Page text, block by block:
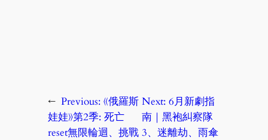
← Previous: 《俄羅斯
娃娃》第2季: 死亡
reset無限輪迴、挑戰
Next:6月新劇指
南｜黑袍糾察隊
3、迷離劫、雨傘